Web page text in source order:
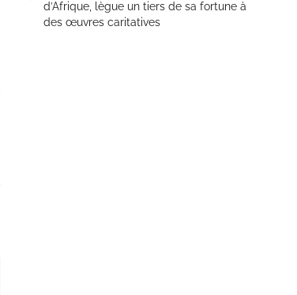
d’Afrique, lègue un tiers de sa fortune à
des œuvres caritatives